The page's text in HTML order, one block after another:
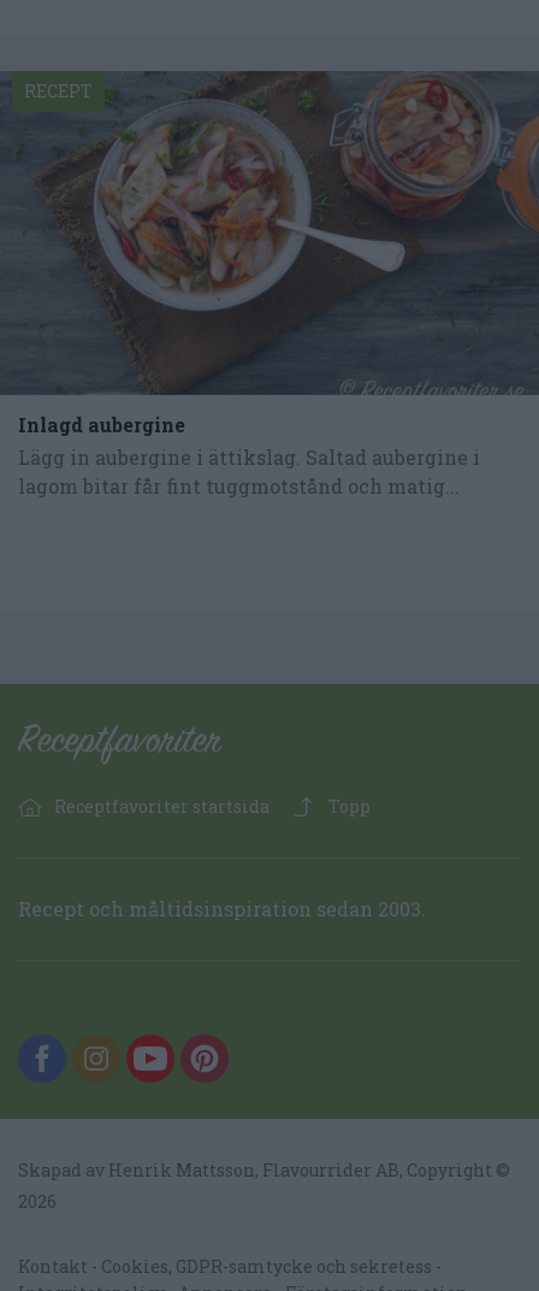
Inlagd aubergine
Lägg in aubergine i ättikslag. Saltad aubergine i
lagom bitar får fint tuggmotstånd och matig...
RECEPT
Receptfavoriter startsida Topp
Recept och måltidsinspiration sedan 2003.
Skapad av Henrik Mattsson, Flavourrider AB, Copyright ©
2026
Kontakt
Cookies, GDPR-samtycke och sekretess